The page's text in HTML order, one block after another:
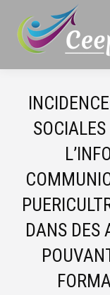
DANS DES